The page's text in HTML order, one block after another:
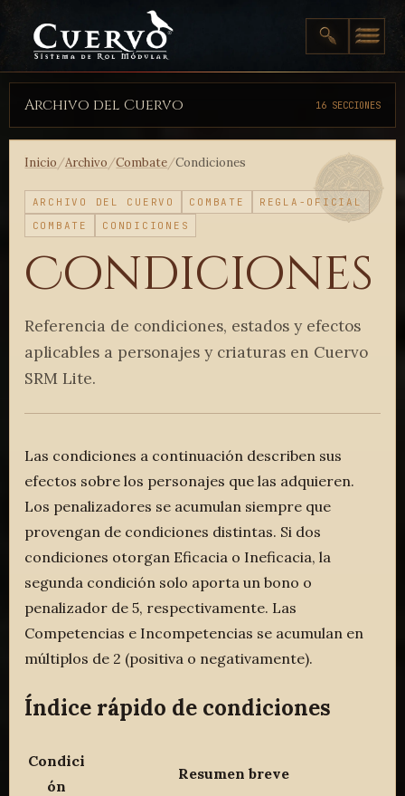
Archivo del Cuervo 16 SECCIONES
Inicio/Archivo/Combate/Condiciones
ARCHIVO DEL CUERVO COMBATE
REGLA-OFICIAL
COMBATE
CONDICIONES
Condiciones
Referencia de condiciones, estados y efectos
aplicables a personajes y criaturas en Cuervo
SRM Lite.
Las condiciones a continuación describen sus
efectos sobre los personajes que las adquieren.
Los penalizadores se acumulan siempre que
provengan de condiciones distintas. Si dos
condiciones otorgan Eficacia o Ineficacia, la
segunda condición solo aporta un bono o
penalizador de 5, respectivamente. Las
Competencias e Incompetencias se acumulan en
múltiplos de 2 (positiva o negativamente).
Índice rápido de condiciones
Condici
ón
Resumen breve